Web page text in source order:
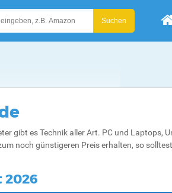
gibt es Technik aller Art. PC und Laptops,
noch günstigeren Preis erhalten, so
2026